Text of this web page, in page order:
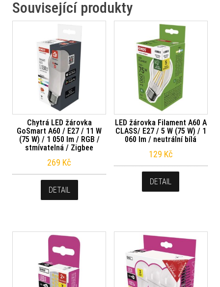
Související produkty
Chytrá LED žárovka
GoSmart A60 / E27 / 11 W
(75 W) / 1 050 lm / RGB /
stmívatelná / Zigbee
269 Kč
DETAIL
LED žárovka Filament A60 A
CLASS/ E27 / 5 W (75 W) / 1
060 lm / neutrální bílá
129 Kč
DETAIL